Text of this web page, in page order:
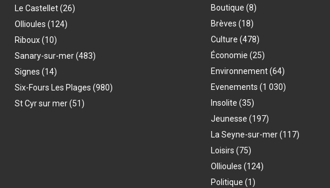
Le Castellet(26)
Ollioules (124)
Riboux(10)
Sanary-sur-mer(483)
Signes (14)
Six-Fours Les Plages (980)
St Cyr sur mer(51)
Boutique (8)
Brèves (18)
Culture (478)
Économie (25)
Environnement(64)
Evenements (1 030)
Insolite (35)
Jeunesse (197)
La Seyne-sur-mer(117)
Loisirs (75)
Ollioules (124)
Politique (1)